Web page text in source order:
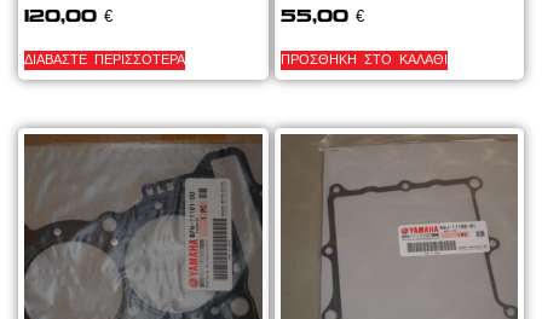
120,00 €
ΔΙΑΒΆΣΤΕ ΠΕΡΙΣΣΌΤΕΡΑ
55,00 €
ΠΡΟΣΘΉΚΗ ΣΤΟ ΚΑΛΆΘΙ